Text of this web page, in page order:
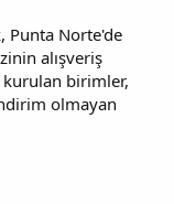
Punta Norte'de
alışveriş
birimler,
olmayan